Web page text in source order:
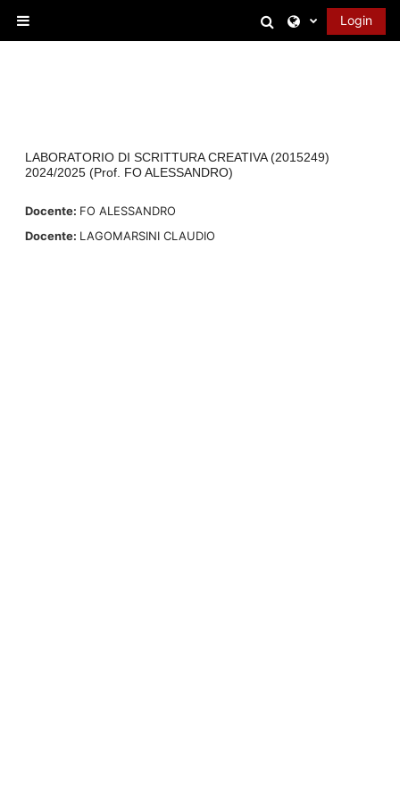
Attiva/disattiva
Login
LABORATORIO DI SCRITTURA CREATIVA (2015249)
2024/2025 (Prof. FO ALESSANDRO)
Docente: FO ALESSANDRO
Docente: LAGOMARSINI CLAUDIO